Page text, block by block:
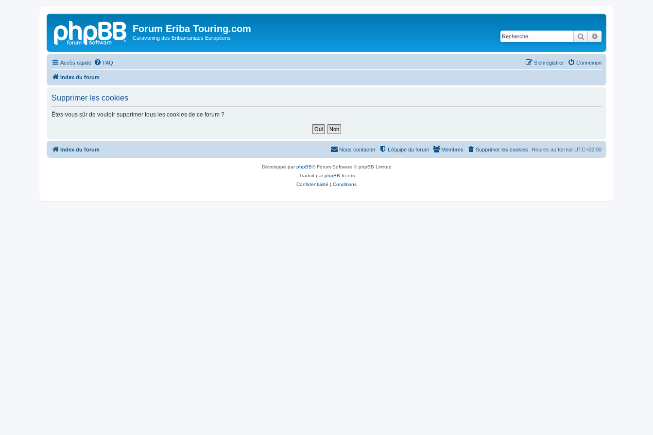
Forum Eriba Touring.com
Caravaning des Eribamaniacs Européens Rechercher
Accès rapide FAQ Connexion
S’enregistrer
Index du forum
Supprimer les cookies
Êtes-vous sûr de vouloir supprimer tous les cookies de ce forum ?
Index du forum Heures au format UTC+02:00
Supprimer les cookies
Membres
L’équipe du forum
Nous contacter
Développé parphpBB® Forum Software © phpBB Limited
Traduit parphpBB-fr.com
Confidentialité | Conditions